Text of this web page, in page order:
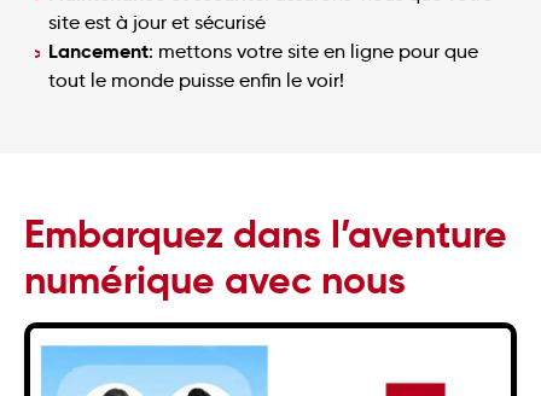
site est à jour et sécurisé
Lancement: mettons votre site en ligne pour que
tout le monde puisse enfin le voir!
Embarquez dans l’aventure
numérique avec nous